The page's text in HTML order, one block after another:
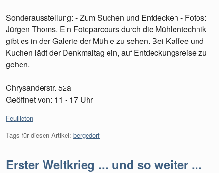
Sonderausstellung: - Zum Suchen und Entdecken - Fotos:
Jürgen Thoms. Ein Fotoparcours durch die Mühlentechnik
gibt es in der Galerie der Mühle zu sehen. Bei Kaffee und
Kuchen lädt der Denkmaltag ein, auf Entdeckungsreise zu
gehen.
Chrysanderstr. 52a
Geöffnet von: 11 - 17 Uhr
Kategorien:
Feuilleton
Tags für diesen Artikel: bergedorf
Erster Weltkrieg ... und so weiter ...